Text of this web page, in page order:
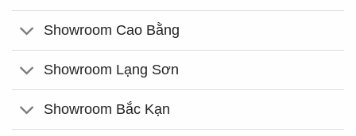
Showroom Cao Bằng
Showroom Lạng Sơn
Showroom Bắc Kạn